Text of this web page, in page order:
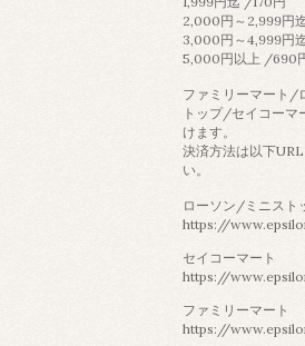
2,000円～2,999円
3,000円～4,999円
5,000円以上 /690
ファミリーマート/
トップ/セイコーマ
けます。
決済方法は以下
い。
ローソン/ミニスト
https://
セイコーマート
https://
ファミリーマート
https://